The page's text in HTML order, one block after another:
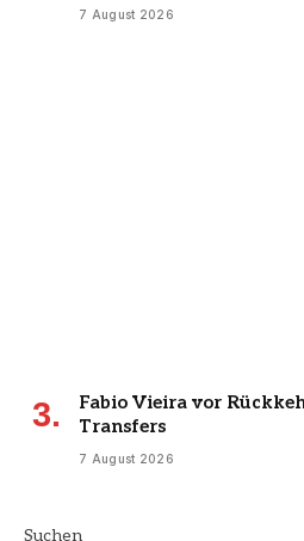
7 August 2026
Fabio Vieira vor
Transfers
7 August 2026
Suchen